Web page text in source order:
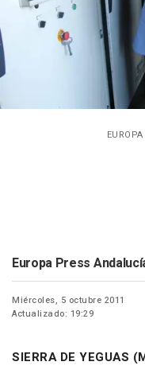
Europa Press
Miércoles, 5 octubre 2011
Actualizado: 19:29
SIERRA DE YEGUAS